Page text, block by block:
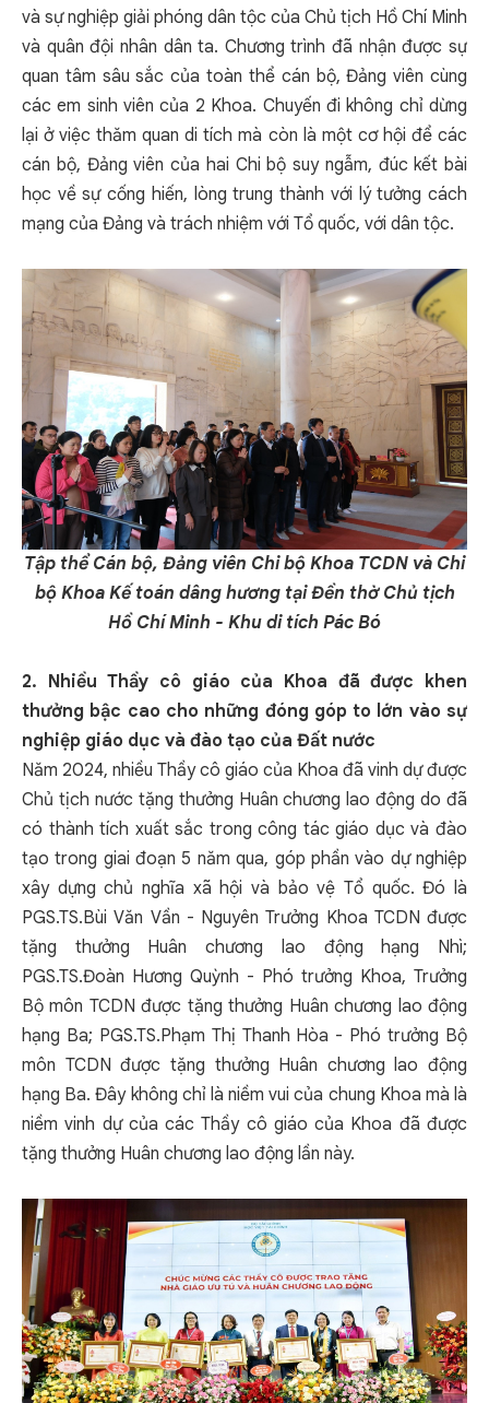
và sự nghiệp giải phóng dân tộc của Chủ tịch Hồ Chí Minh
và quân đội nhân dân ta. Chương trình đã nhận được sự
quan tâm sâu sắc của toàn thể cán bộ, Đảng viên cùng
các em sinh viên của 2 Khoa. Chuyến đi không chỉ dừng
lại ở việc thăm quan di tích mà còn là một cơ hội để các
cán bộ, Đảng viên của hai Chi bộ suy ngẫm, đúc kết bài
học về sự cống hiến, lòng trung thành với lý tưởng cách
mạng của Đảng và trách nhiệm với Tổ quốc, với dân tộc.
Tập thể Cán bộ, Đảng viên Chi bộ Khoa TCDN và Chi
bộ Khoa Kế toán dâng hương tại Đền thờ Chủ tịch
Hồ Chí Minh - Khu di tích Pác Bó
2. Nhiều Thầy cô giáo của Khoa đã được khen
thưởng bậc cao cho những đóng góp to lớn vào sự
nghiệp giáo dục và đào tạo của Đất nước
Năm 2024, nhiều Thầy cô giáo của Khoa đã vinh dự được
Chủ tịch nước tặng thưởng Huân chương lao động do đã
có thành tích xuất sắc trong công tác giáo dục và đào
tạo trong giai đoạn 5 năm qua, góp phần vào dự nghiệp
xây dựng chủ nghĩa xã hội và bảo vệ Tổ quốc. Đó là
PGS.TS.Bùi Văn Vần - Nguyên Trưởng Khoa TCDN được
tặng thưởng Huân chương lao động hạng Nhì;
PGS.TS.Đoàn Hương Quỳnh - Phó trưởng Khoa, Trưởng
Bộ môn TCDN được tặng thưởng Huân chương lao động
hạng Ba; PGS.TS.Phạm Thị Thanh Hòa - Phó trưởng Bộ
môn TCDN được tặng thưởng Huân chương lao động
hạng Ba. Đây không chỉ là niềm vui của chung Khoa mà là
niềm vinh dự của các Thầy cô giáo của Khoa đã được
tặng thưởng Huân chương lao động lần này.